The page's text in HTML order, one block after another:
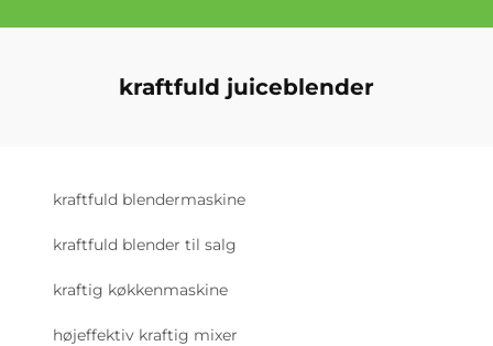
kraftfuld juiceblender
kraftfuld blendermaskine
kraftfuld blender til salg
kraftig køkkenmaskine
højeffektiv kraftig mixer